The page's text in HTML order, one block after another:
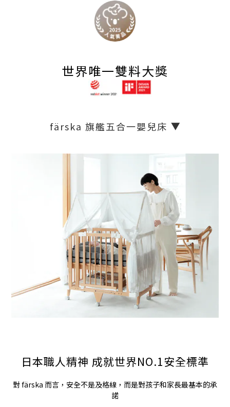
世界唯一雙料大獎
färska 旗艦五合一嬰兒床 ▶
日本職人精神 成就世界NO.1安全標準
對 färska 而言，安全不是及格線，而是對孩子和家長最基本的承
諾